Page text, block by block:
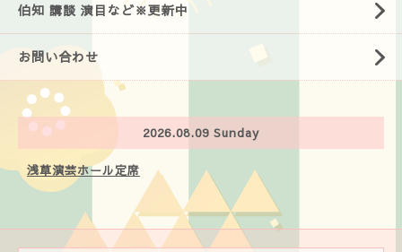
伯知 講談 演目など※更新中
お問い合わせ
2026.08.09 Sunday
浅草演芸ホール定席